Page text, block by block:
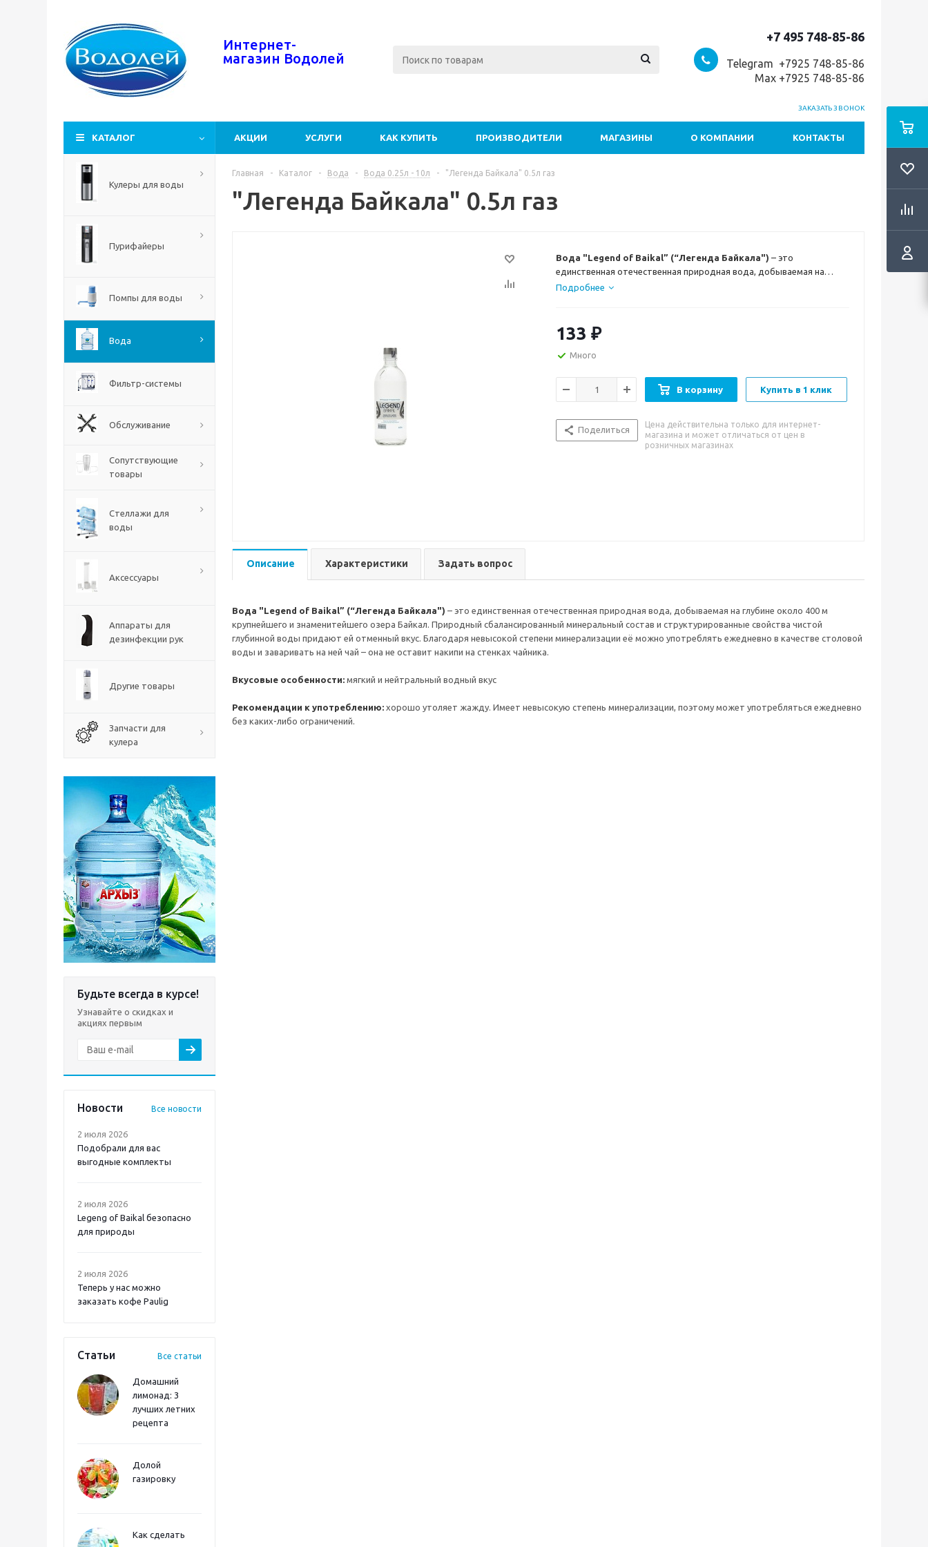
Интернет-
магазин Водолей
+7 495 748-85-86
Telegram +7925 748-85-86
Max +7925 748-85-86
ЗАКАЗАТЬ ЗВОНОК
КАТАЛОГ АКЦИИ УСЛУГИ КАК КУПИТЬ ПРОИЗВОДИТЕЛИ МАГАЗИНЫ О КОМПАНИИ КОНТАКТЫ
Кулеры для воды
Пурифайеры
Помпы для воды
Вода
Фильтр-системы
Обслуживание
Сопутствующие
товары
Стеллажи для
воды
Аксессуары
Аппараты для
дезинфекции рук
Другие товары
Запчасти для
кулера
Будьте всегда в курсе!
Узнавайте о скидках и
акциях первым
Новости Все новости
2 июля 2026
Подобрали для вас
выгодные комплекты
2 июля 2026
Legeng of Baikal безопасно
для природы
2 июля 2026
Теперь у нас можно
заказать кофе Paulig
Статьи Все статьи
Домашний
лимонад: 3
лучших летних
рецепта
Долой
газировку
Как сделать
Главная - Каталог - Вода - Вода 0.25л - 10л - "Легенда Байкала" 0.5л газ
"Легенда Байкала" 0.5л газ
Вода "Legend of Baikal” (“Легенда Байкала") – это
единственная отечественная природная вода, добываемая на
глубине около 400 м крупнейшего и знаменитейшего озера Байкал.
отменный вкус. Благодаря невысокой степени минерализации её
можно употреблять ежедневно в качестве столовой воды и
заваривать на ней чай – она не оставит накипи на стенках чайника.
Вкусовые особенности:
невысокую степень минерализации, поэтому может употребляться
ежедневно без каких-либо ограничений.
Подробнее
133 ₽
Много
В корзину Купить в 1 клик
Поделиться
Цена действительна только для интернет-
магазина и может отличаться от цен в
розничных магазинах
Описание Характеристики Задать вопрос
Вода "Legend of Baikal” (“Легенда Байкала") – это единственная отечественная природная вода, добываемая на глубине около 400 м
крупнейшего и знаменитейшего озера Байкал. Природный сбалансированный минеральный состав и структурированные свойства чистой
глубинной воды придают ей отменный вкус. Благодаря невысокой степени минерализации её можно употреблять ежедневно в качестве столовой
воды и заваривать на ней чай – она не оставит накипи на стенках чайника.
Вкусовые особенности: мягкий и нейтральный водный вкус
Рекомендации к употреблению: хорошо утоляет жажду. Имеет невысокую степень минерализации, поэтому может употребляться ежедневно
без каких-либо ограничений.